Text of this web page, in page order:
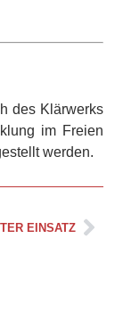
des Klärwerks
im Freien
werden.
EINSATZ